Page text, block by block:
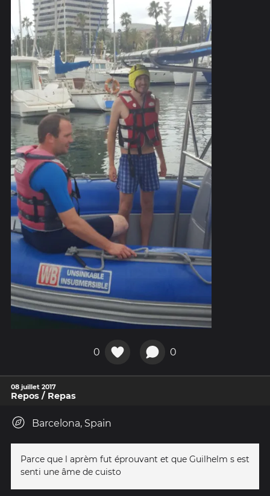
0 0
08 juillet 2017
Repos / Repas
Barcelona, Spain
Parce que l aprèm fut éprouvant et que Guilhelm s est
senti une âme de cuisto